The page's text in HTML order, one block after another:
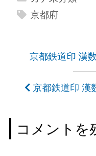
京都府
ビ
ゲ
京都鉄道印 漢
京都鉄道印 漢
コメントを